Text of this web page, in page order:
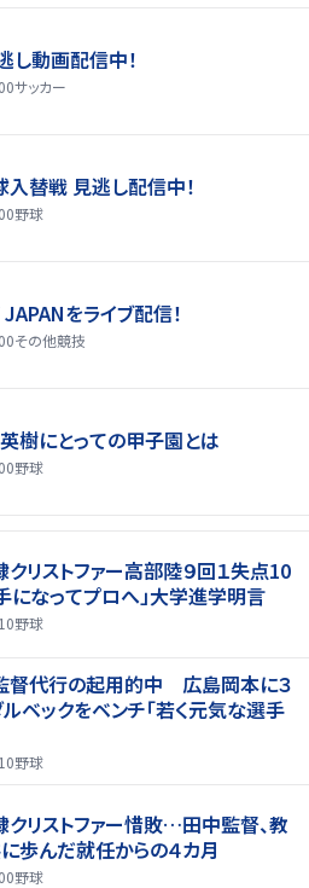
し動画配信中！
サッカー
替戦 見逃し配信中！
野球
をライブ配信！
その他競技
樹にとっての甲子園とは
野球
クリストファー高部陸９回１失点10
になってプロへ」大学進学明言
野球
監督代行の起用的中 広島岡本に３
ベックをベンチ「若く元気な選手
野球
クリストファー惜敗…田中監督、教
歩んだ就任からの４カ月
野球